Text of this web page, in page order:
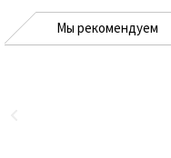
Мы рекомендуем